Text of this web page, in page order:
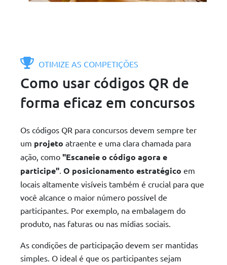
OTIMIZE AS COMPETIÇÕES
Como usar códigos QR de
forma eficaz em concursos
Os códigos QR para concursos devem sempre ter
um projeto atraente e uma clara chamada para
ação, como "Escaneie o código agora e
participe" O posicionamento estratégico em
locais altamente visíveis também é crucial para que
você alcance o maior número possível de
participantes. Por exemplo, na embalagem do
produto, nas faturas ou nas mídias sociais.
As condições de participação devem ser mantidas
simples. O ideal é que os participantes sejam